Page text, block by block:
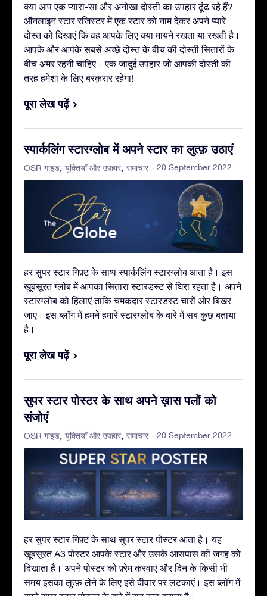
क्या आप एक प्यारा-सा और अनोखा दोस्ती का उपहार ढूंढ रहे हैं?
ऑनलाइन स्टार रजिस्टर में एक स्टार को नाम देकर अपने प्यारे
दोस्त को दिखाएं कि वह आपके लिए क्या मायने रखता या रखती है।
आपके और आपके सबसे अच्छे दोस्त के बीच की दोस्ती सितारों के
बीच अमर रहनी चाहिए। एक जादुई उपहार जो आपकी दोस्ती की
तरह हमेशा के लिए बरक़रार रहेगा!
पूरा लेख पढ़ें
स्पार्कलिंग स्टारग्लोब में अपने स्टार का लुत्फ़ उठाएं
OSR गाइड युक्तियाँ और उपहार समाचार - 20 September 2022
हर सुपर स्टार गिफ़्ट के साथ स्पार्कलिंग स्टारग्लोब आता है। इस
ख़ूबसूरत ग्लोब में आपका सितारा स्टारडस्ट से घिरा रहता है। अपने
स्टारग्लोब को हिलाएं ताकि चमकदार स्टारडस्ट चारों ओर बिखर
जाए। इस ब्लॉग में हमने हमारे स्टारग्लोब के बारे में सब कुछ बताया
है।
पूरा लेख पढ़ें
सुपर स्टार पोस्टर के साथ अपने ख़ास पलों को
संजोएं
OSR गाइड युक्तियाँ और उपहार समाचार - 20 September 2022
हर सुपर स्टार गिफ़्ट के साथ सुपर स्टार पोस्टर आता है। यह
ख़ूबसूरत A3 पोस्टर आपके स्टार और उसके आसपास की जगह को
दिखाता है। अपने पोस्टर को फ़्रेम करवाएं और दिन के किसी भी
समय इसका लुत्फ़ लेने के लिए इसे दीवार पर लटकाएं। इस ब्लॉग में